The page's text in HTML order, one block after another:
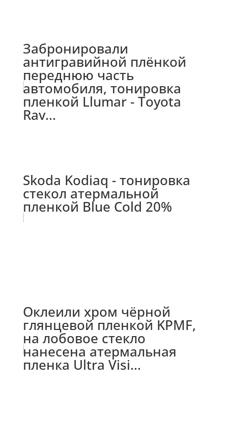
Забронировали
антигравийной плёнкой
переднюю часть
автомобиля, тонировка
пленкой Llumar - Toyota
Rav...
Skoda Kodiaq - тонировка
стекол атермальной
пленкой Blue Cold 20%
Оклеили хром чёрной
глянцевой пленкой KPMF,
на лобовое стекло
нанесена атермальная
пленка Ultra Visi...